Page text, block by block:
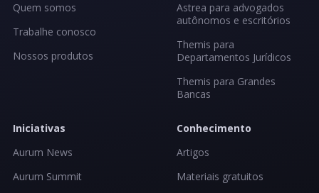
Quem somos
Trabalhe conosco
Nossos produtos
Astrea para advogados
autônomos e escritórios
Themis para
Departamentos Jurídicos
Themis para Grandes
Bancas
Iniciativas
Aurum News
Aurum Summit
Conhecimento
Artigos
Materiais gratuitos